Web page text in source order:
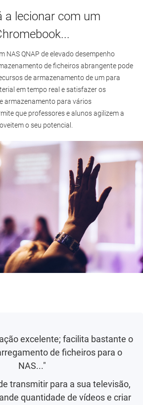
a lecionar com um
NAS QNAP de elevado desempenho
de ficheiros abrangente pode
de armazenamento de um para
em tempo real e satisfazer os
armazenamento para vários
que professores e alunos agilizem a
o seu potencial.
excelente; facilita bastante o
de ficheiros para o
NAS..."
transmitir para a sua televisão,
quantidade de vídeos e criar